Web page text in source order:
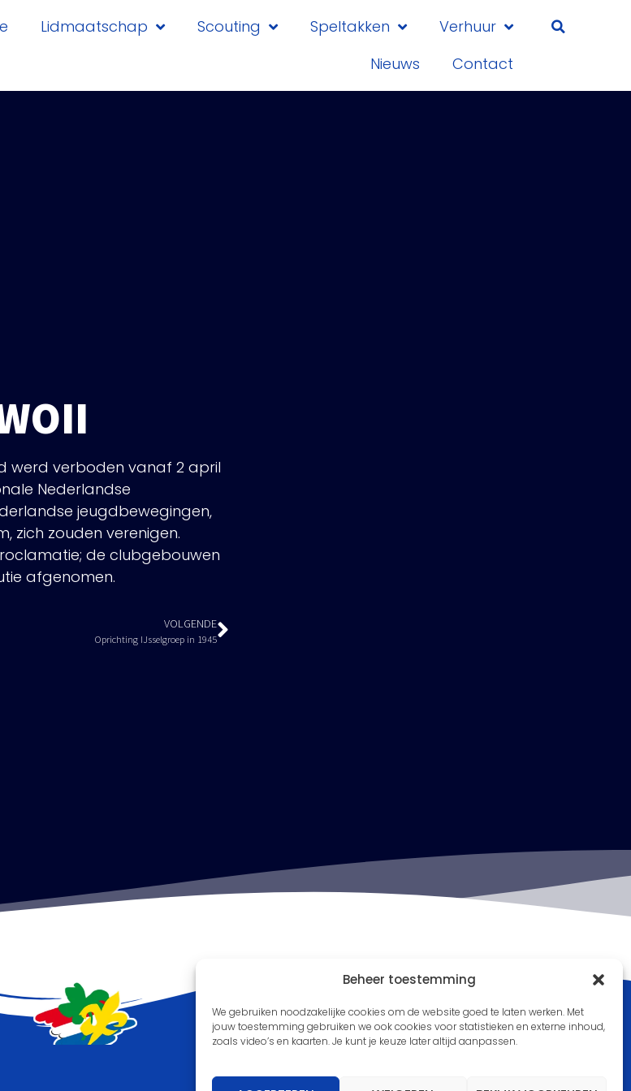
Beheer toestemming
We gebruiken noodzakelijke cookies om de website goed te laten werken. Met
jouw toestemming gebruiken we ook cookies voor statistieken en externe inhoud,
zoals video’s en kaarten. Je kunt je keuze later altijd aanpassen.
Lidmaatschap Scouting Speltakken
Verhuur
Nieuws
Contact
werd verboden vanaf 2 april
Nederlandse
jeugdbewegingen,
zich zouden verenigen.
de clubgebouwen
afgenomen.
VOLGENDE
Oprichting IJsselgroep in 1945